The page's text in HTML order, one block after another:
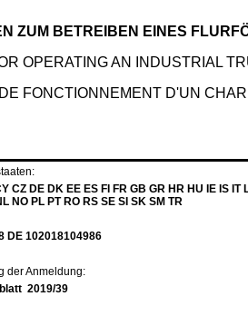
ZUM BETREIBEN EINES
OPERATING AN INDUSTRIAL
FONCTIONNEMENT D'UN
CZ DE DK EE ES FI FR GB GR HR HU IE IS IT
NO PL PT RO RS SE SI SK SM TR
DE 102018104986
der Anmeldung:
2019/39